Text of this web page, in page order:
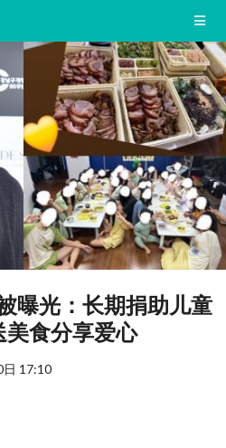
曝光：长期捐助儿童
食分享爱心
17:10